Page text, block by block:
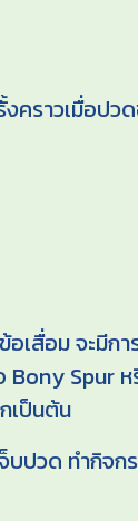
คราวเมื่อปว
เสื่อม จะมีก
Bony Spur ห
เป็นต้น
บปวด ทำกิจก